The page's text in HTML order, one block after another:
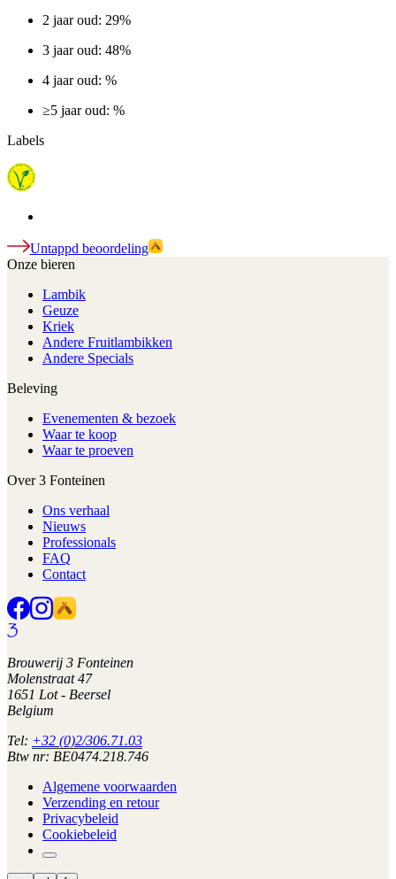
2 jaar oud: 29%
3 jaar oud: 48%
4 jaar oud: %
≥5 jaar oud: %
Labels
Untappd beoordeling
Onze bieren
Lambik
Geuze
Kriek
Andere Fruitlambikken
Andere Specials
Beleving
Evenementen & bezoek
Waar te koop
Waar te proeven
Over 3 Fonteinen
Ons verhaal
Nieuws
Professionals
FAQ
Contact
Brouwerij 3 Fonteinen
Molenstraat 47
1651 Lot - Beersel
Belgium
Tel: +32 (0)2/306.71.03
Btw nr: BE0474.218.746
Algemene voorwaarden
Verzending en retour
Privacybeleid
Cookiebeleid